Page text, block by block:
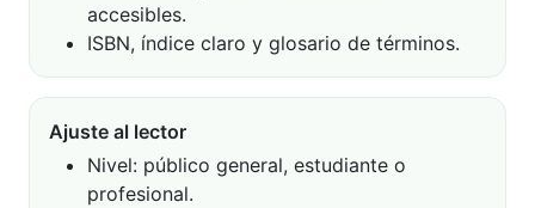
accesibles.
ISBN, índice claro y glosario de términos.
Ajuste al lector
Nivel: público general, estudiante o
profesional.